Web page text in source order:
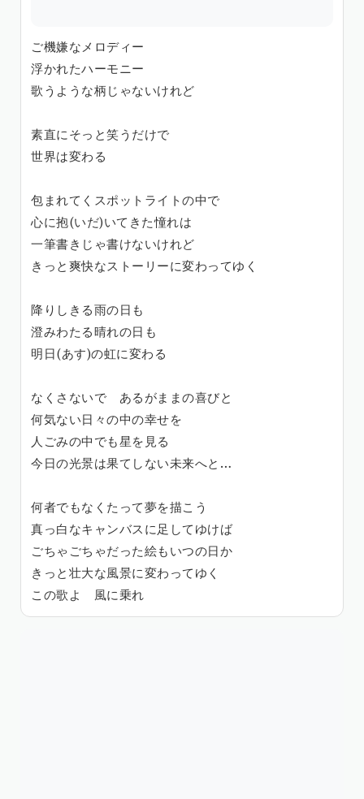
ご機嫌なメロディー
浮かれたハーモニー
歌うような柄じゃないけれど
素直にそっと笑うだけで
世界は変わる
包まれてくスポットライトの中で
心に抱(いだ)いてきた憧れは
一筆書きじゃ書けないけれど
きっと爽快なストーリーに変わってゆく
降りしきる雨の日も
澄みわたる晴れの日も
明日(あす)の虹に変わる
なくさないで あるがままの喜びと
何気ない日々の中の幸せを
人ごみの中でも星を見る
今日の光景は果てしない未来へと…
何者でもなくたって夢を描こう
真っ白なキャンバスに足してゆけば
ごちゃごちゃだった絵もいつの日か
きっと壮大な風景に変わってゆく
この歌よ 風に乗れ